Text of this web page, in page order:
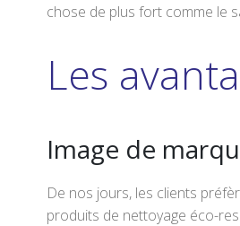
chose de plus fort comme le
Les
Image de
De nos jours, les clients
produits de nettoyage éco-